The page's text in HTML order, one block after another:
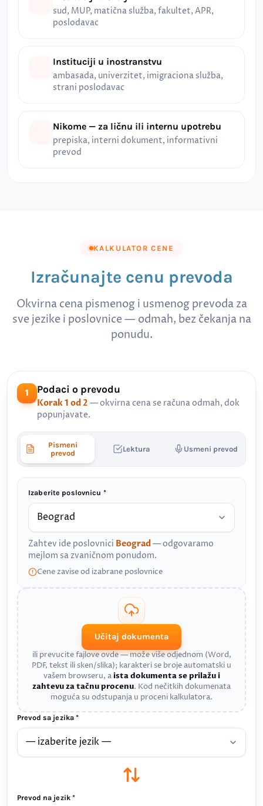
sud, MUP, matična služba, fakultet, APR,
poslodavac
Instituciji u inostranstvu
ambasada, univerzitet, imigraciona služba,
strani poslodavac
Nikome — za ličnu ili internu upotrebu
prepiska, interni dokument, informativni
prevod
KALKULATOR CENE
Izračunajte cenu prevoda
Okvirna cena pismenog i usmenog prevoda za
sve jezike i poslovnice — odmah, bez čekanja na
ponudu.
1 Podaci o prevodu
Korak 1 od 2 — okvirna cena se računa odmah, dok
popunjavate.
Pismeni
prevod
Lektura Usmeni prevod
Izaberite poslovnicu *
Zahtev ide poslovnici Beograd— odgovaramo
mejlom sa zvaničnom ponudom.
Cene zavise od izabrane poslovnice
Učitaj dokumenta
ili prevucite fajlove ovde — može više odjednom (Word,
PDF, tekst ili sken/slika); karakteri se broje automatski u
vašem browseru, aista dokumenta se prilažu i
zahtevu za tačnu procenu. Kod nečitkih dokumenata
moguća su odstupanja u proceni kalkulatora.
Prevod sa jezika *
Prevod na jezik *